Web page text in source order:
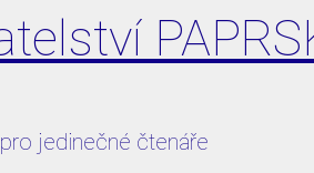
jedinečné čtenáře